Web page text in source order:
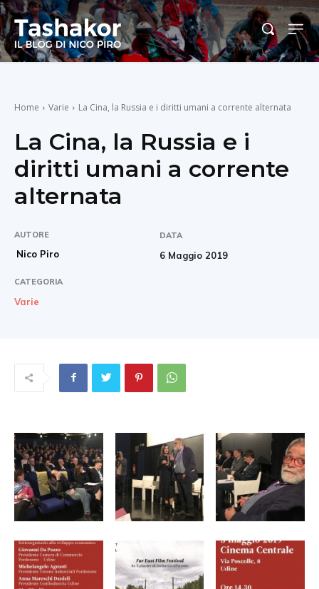
Home Varie La Cina, la Russia e i diritti umani a corrente alternata
La Cina, la Russia e i
diritti umani a corrente
alternata
AUTORE
Nico Piro
DATA
6 Maggio 2019
CATEGORIA
Varie